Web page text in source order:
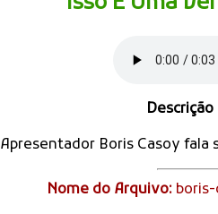
Apresentador Boris Casoy fala
Nome do Arquivo: